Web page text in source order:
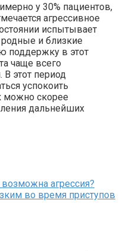
у 30% пациентов,
агрессивное
испытывает
и близкие
поддержку в этот
чаще всего
этот период
успокоить
можно скорее
дальнейших
возможна агрессия?
во время приступов